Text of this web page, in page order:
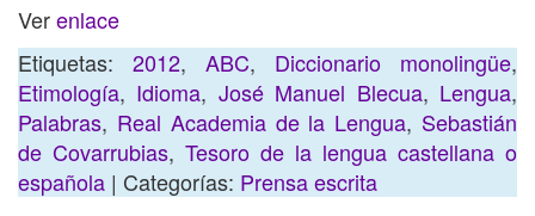
Verenlace
Etiquetas: 2012, ABC, Diccionario monolingüe,
Etimología, Idioma, José Manuel Blecua, Lengua,
Palabras, Real Academia de la Lengua, Sebastián
de Covarrubias, Tesoro de la lengua castellana o
española | Categorías: Prensa escrita